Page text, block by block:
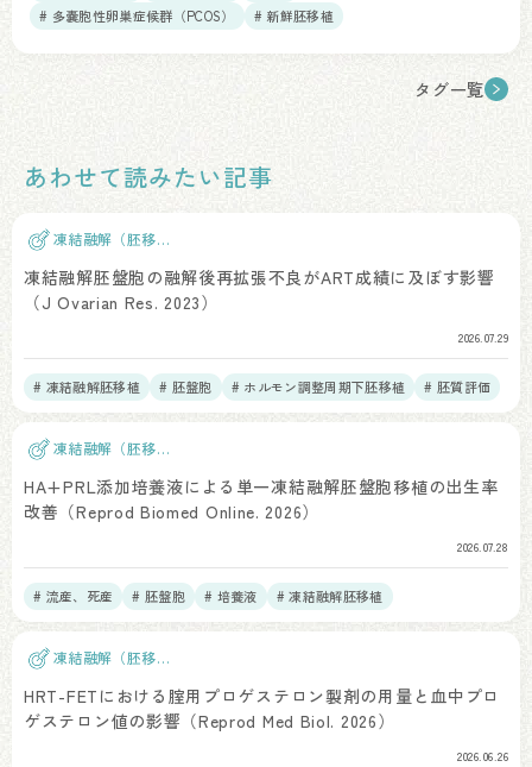
# 多嚢胞性卵巣症候群（PCOS）
# 新鮮胚移植
タグ一覧
あわせて読みたい記事
凍結融解（胚移
凍結融解胚盤胞の融解後再拡張不良がART成績に及ぼす影響
（J Ovarian Res. 2023）
2026.07.29
# 凍結融解胚移植 # 胚盤胞 # ホルモン調整周期下胚移植 # 胚質評価
凍結融解（胚移
HA+PRL添加培養液による単一凍結融解胚盤胞移植の出生率
改善（Reprod Biomed Online. 2026）
2026.07.28
# 流産、死産 # 胚盤胞 # 培養液 # 凍結融解胚移植
凍結融解（胚移
HRT-FETにおける腟用プロゲステロン製剤の用量と血中プロ
ゲステロン値の影響（Reprod Med Biol. 2026）
2026.06.26